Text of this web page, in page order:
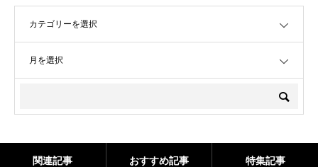
関連記事 おすすめ記事 特集記事